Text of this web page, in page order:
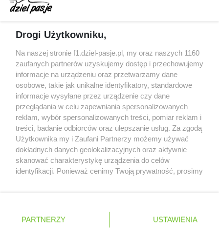
Gasly dołączył do krytyki obecnych
samochodów F1
McCullough opuści Astona Martina z końcem
Poszkodowani kibice z GP Las Vegas 2023
otrzymają częściowy zwrot pieniędzy
Bottas z kolejnymi sukcesami w kolarstwie
Polityka prywatności © 2004 - 2026 GPmedia
Kopiowanie treści bez
zgody autorów zabronione.
powiązana w żaden sposób z grupą przedsiębiorstw Formula
One, oraz oznaczeniami F1, FORMULA ONE, FORMULA 1 FIA
Serwis internetowy, z którego korzystasz, używa plików
cookies. Są to pliki instalowane w urządzeniach
końcowych osób korzystających z serwisu, w celu
administrowania serwisem, poprawy jakości
świadczonych usług w tym dostosowania treści serwisu
Dowiedz się więcej o naszej polityce
Drogi Użytkowniku,
Na naszej stronie f1.dziel-pasje.pl, my oraz naszych 1160
zaufanych partnerów uzyskujemy dostęp i przechowujemy
informacje na urządzeniu oraz przetwarzamy dane
osobowe, takie jak unikalne identyfikatory, standardowe
informacje wysyłane przez urządzenie czy dane
przeglądania w celu zapewniania spersonalizowanych
reklam, wybór spersonalizowanych treści, pomiar reklam i
treści, badanie odbiorców oraz ulepszanie usług. Za zgodą
Użytkownika my i Zaufani Partnerzy możemy używać
dokładnych danych geolokalizacyjnych oraz aktywnie
skanować charakterystykę urządzenia do celów
identyfikacji. Ponieważ cenimy Twoją prywatność, prosimy
prywatności znajdujący się w lewym dolnym rogu strony
. Niektóre rodzaje przetwarzania danych nie wymagają
PARTNERZY USTAWIENIA